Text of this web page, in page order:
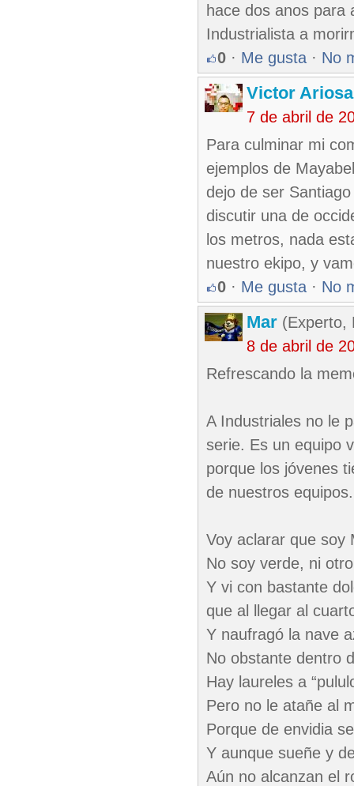
hace dos anos para
Industrialista a
0 · Me gusta · No
Victor Ariosa
7 de abril de
Para culminar mi
ejemplos de
dejo de ser
discutir una de
los metros, nada
nuestro ekipo, y
0 · Me gusta · No
Mar (Experto,
8 de abril de
Refrescando la
A Industriales no le
serie. Es un equipo
porque los jóvenes
de nuestros
Voy aclarar que soy
No soy verde, ni
Y vi con bastante
que al llegar al
Y naufragó la nave
No obstante dentro
Hay laureles a
Pero no le atañe al
Porque de envidia
Y aunque sueñe y
Aún no alcanzan el